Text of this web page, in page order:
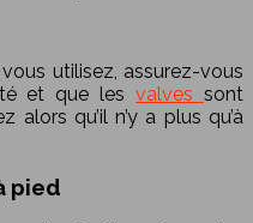
utilisez, assurez-vous
et que lesvalvessont
alors qu’il n’y a plus qu’à
pied